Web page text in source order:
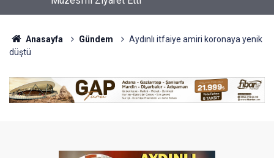
Anasayfa Gündem
Aydınlı itfaiye amiri koronaya yenik
düştü